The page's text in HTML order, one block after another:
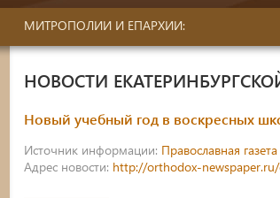
МИТРОПОЛИИ И ЕПАРХИИ:
НОВОСТИ
Новый учебный год в воскресных
Источник информации: Православная
Адрес новости: http://orthodox-